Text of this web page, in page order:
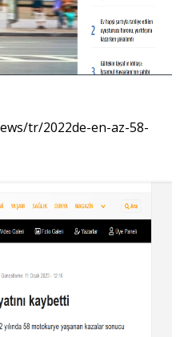
tr/2022de-en-az-58-